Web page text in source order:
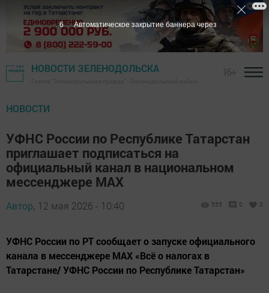
НОВОСТИ ЗЕЛЕНОДОЛЬСКА
НОВОСТИ
УФНС России по Республике Татарстан
приглашает подписаться на
официальный канал в национальном
мессенджере MAX
Автор, 12 мая 2026 - 10:40 555 0 0
УФНС России по РТ сообщает о запуске официального
канала в мессенджере MAX «Всё о налогах в
Татарстане/ УФНС России по Республике Татарстан»
5 Автоматическое закрытие баннера через